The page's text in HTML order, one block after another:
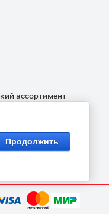
ассортимент
Сибири и Дальнего
Продолжить